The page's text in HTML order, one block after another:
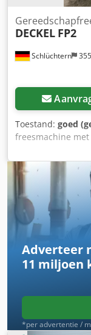
Schlüchtern
DECKEL FP2
Toestand: goed
freesmachine
machine verkeert
draaibare
accessoires:
is in goede,
onder spanning
Amjzruudjhor
Adverteer
11 miljoen
*per advertentie /